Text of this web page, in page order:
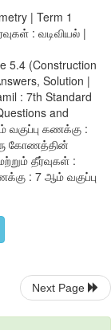
வரைக.
அளவுள்ளவாறு
| Term 1
: வடிவியல் |
5.4 (Construction
Solution |
: 7th Standard
and
வகுப்பு கணக்கு :
கோணத்தின்
தீர்வுகள் :
: 7 ஆம் வகுப்பு
Next Page